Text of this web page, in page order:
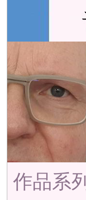
作品系列